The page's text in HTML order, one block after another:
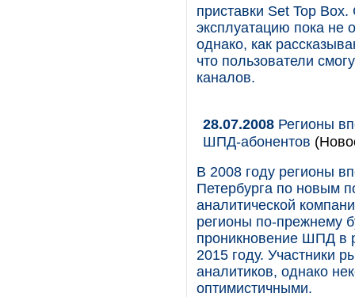
приставки Set Top
эксплуатацию пока не
однако, как
что пользователи
каналов.
28.07.2008 Регионы
ШПД-абонентов
В 2008 году регионы
Петербурга по новым
аналитической
регионы по-прежнему
проникновение ШПД в
2015 году. Участники
аналитиков, однако
оптимистичными.